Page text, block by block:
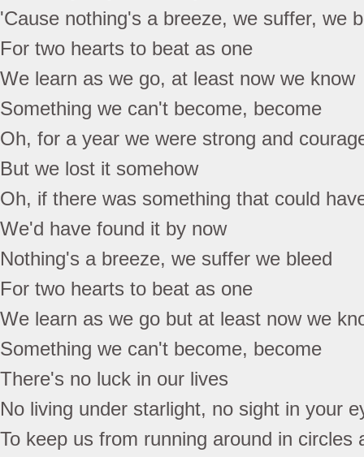
'Cause nothing's a breeze, we suffer, we
For two hearts to beat as one
We learn as we go, at least now we know
Something we can't become, become
Oh, for a year we were strong and
But we lost it somehow
Oh, if there was something that could
We'd have found it by now
Nothing's a breeze, we suffer we bleed
For two hearts to beat as one
We learn as we go but at least now we
Something we can't become, become
There's no luck in our lives
No living under starlight, no sight in your
To keep us from running around in circles